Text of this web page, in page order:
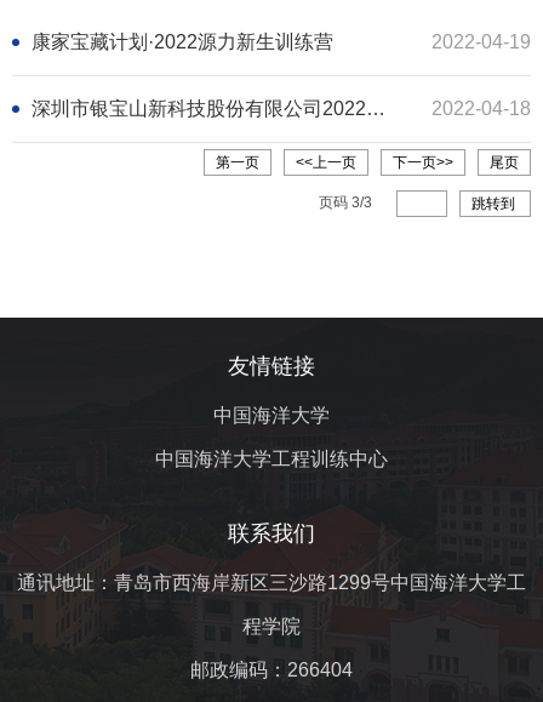
康家宝藏计划·2022源力新生训练营 2022-04-19
深圳市银宝山新科技股份有限公司2022届校园招聘 2022-04-18
第一页 <<上一页 下一页>> 尾页
页码 3/3 跳转到
友情链接
中国海洋大学
中国海洋大学工程训练中心
联系我们
通讯地址：青岛市西海岸新区三沙路1299号中国海洋大学工
程学院
邮政编码：266404